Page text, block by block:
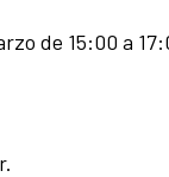
de 15:00 a